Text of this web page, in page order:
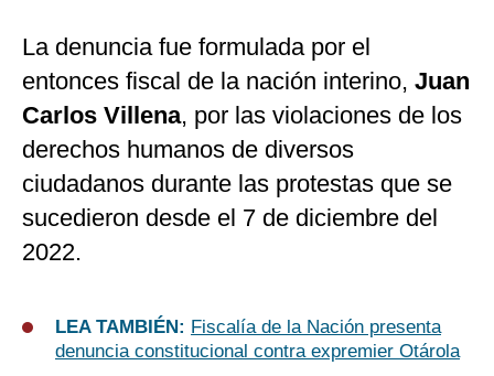
La denuncia fue formulada por el
entonces fiscal de la nación interino, Juan
Carlos Villena, por las violaciones de los
derechos humanos de diversos
ciudadanos durante las protestas que se
sucedieron desde el 7 de diciembre del
2022.
LEA TAMBIÉN: Fiscalía de la Nación presenta
denuncia constitucional contra expremier Otárola